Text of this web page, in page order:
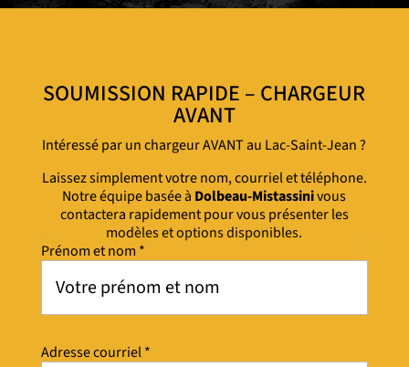
SOUMISSION RAPIDE – CHARGEUR
AVANT
Intéressé par un chargeur AVANT au Lac-Saint-Jean ?
Laissez simplement votre nom, courriel et téléphone.
Notre équipe basée à Dolbeau-Mistassinivous
contactera rapidement pour vous présenter les
modèles et options disponibles.
Prénom et nom *
Adresse courriel *